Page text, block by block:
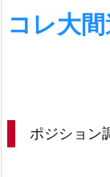
コレ大
ポジション